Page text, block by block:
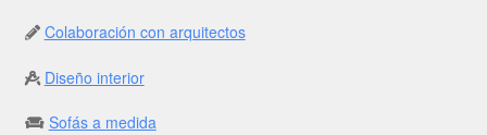
Colaboración con arquitectos
Diseño interior
Sofás a medida